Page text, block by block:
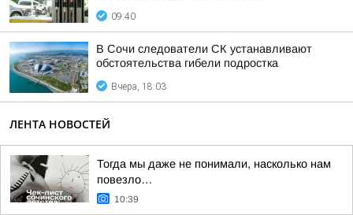
09:40
В Сочи следователи СК устанавливают
обстоятельства гибели подростка
Вчера, 18:03
ЛЕНТА НОВОСТЕЙ
Тогда мы даже не понимали, насколько нам
повезло…
10:39